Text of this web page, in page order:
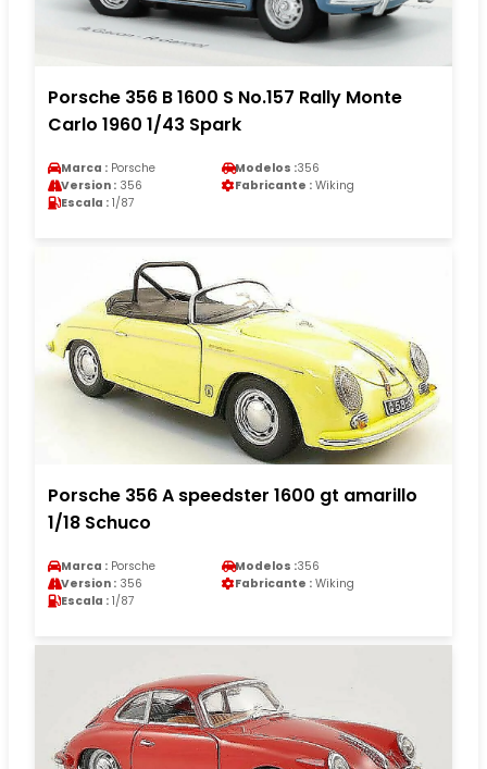
Porsche 356 B 1600 S No.157 Rally Monte
Carlo 1960 1/43 Spark
Marca : Porsche Modelos :356
Version : 356 Fabricante : Wiking
Escala : 1/87
Porsche 356 A speedster 1600 gt amarillo
1/18 Schuco
Marca : Porsche Modelos :356
Version : 356 Fabricante : Wiking
Escala : 1/87